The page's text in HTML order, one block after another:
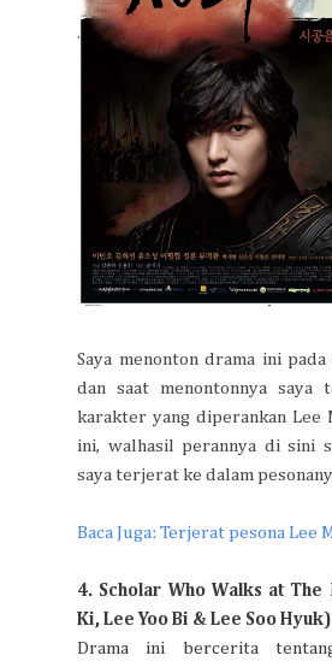
Saya menonton drama ini
dan saat menontonnya saya
karakter yang diperankan Lee
ini, walhasil perannya di sini
saya terjerat ke dalam
Baca Juga: Terjerat pesona Lee
4. Scholar Who Walks at The
Ki, Lee Yoo Bi & Lee Soo Hyuk)
Drama ini bercerita